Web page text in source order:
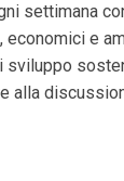
settimana
e
alla